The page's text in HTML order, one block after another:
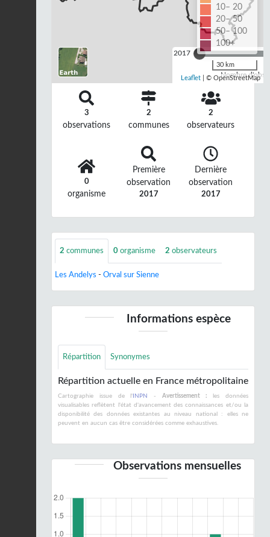
2017
Nombre
10– 20
20– 50
50– 100
100+
30 km
Leaflet | © OpenStreetMap
3
observations
2
communes
2
observateurs
0
organisme
Première
observation
2017
Dernière
observation
2017
2 communes 0 organisme 2 observateurs
Les Andelys - Orval sur Sienne
Informations espèce
Répartition Synonymes
Répartition actuelle en France métropolitaine
Cartographie issue de l' INPN - Avertissement : les données
visualisables reflètent l'état d'avancement des connaissances et/ou la
disponibilité des données existantes au niveau national : elles ne
peuvent en aucun cas être considérées comme exhaustives.
Observations mensuelles